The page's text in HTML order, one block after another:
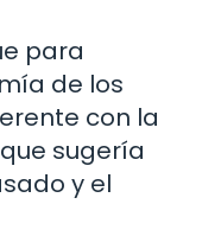
para
de los
con la
sugería
y el